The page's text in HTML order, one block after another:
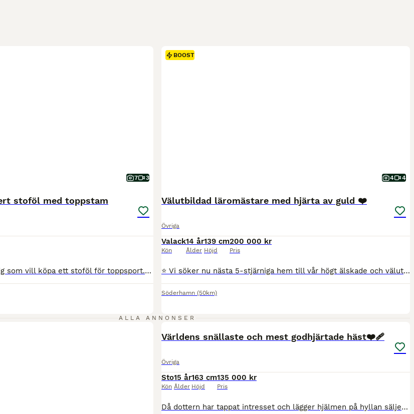
7 3
stoföl med toppstam
Ett unikt erbjudande till dig som vill köpa ett stoföl för toppsport. En avkomma till SWBs godkända internationella svårklasshingst CCStud’s Fidelity🌟 För dig som vill vara med från början och forma din nästa hoppstjärna säljer vi vårat stoföl Epona's Fidelia, född på midsommarafton 19/6. E. CCStud's Fidelity (SWB) - Chacootino PS - Heartbeat Fidelia är avlad för att
BOOST
4 4
Välutbildad läromästare med hjärta av guld ❤️
Övriga
Valack
Kön
14 år
Ålder
139 cm
Höjd
200 000 kr
Pris
⭐ Vi söker nu nästa 5-stjärniga hem till vår högt älskade och välutbildade ponny Billy ⭐ Det är med stor sorg i hjärtat som vi nu söker nästa hem till fantastiska Billy, då nuvarande ryttare känner sig lång på honom och det är dags för en ny liten ryttare att få uppleva allt han har att erbjuda. * Valack, född 2012 * C-ponny, 139 cm * Kvalad till Msv B hoppning * Vetche
Söderhamn (50km)
ALLA ANNONSER
Världens snällaste och mest godhjärtade häst❤️‍🩹
Övriga
Sto
Kön
15 år
Ålder
163 cm
Höjd
135 000 kr
Pris
Då dottern har tappat intresset och lägger hjälmen på hyllan säljer vi nu våran häst. Abbey är ett sto född 2011 med en fantastisk inställning till arbete och ett hjärta av guld. Hon är en otroligt sn